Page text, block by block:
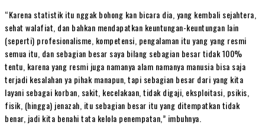
“Karena statistik itu nggak bohong kan bicara dia, yang kembali sejahtera,
sehat walafiat, dan bahkan mendapatkan keuntungan-keuntungan lain
(seperti) profesionalisme, kompetensi, pengalaman itu yang yang resmi
semua itu, dan sebagian besar saya bilang sebagian besar tidak 100%
tentu, karena yang resmi juga namanya alam namanya manusia bisa saja
terjadi kesalahan ya pihak manapun, tapi sebagian besar dari yang kita
layani sebagai korban, sakit, kecelakaan, tidak digaji, eksploitasi, psikis,
fisik, (hingga) jenazah, itu sebagian besar itu yang ditempatkan tidak
benar, jadi kita benahi tata kelola penempatan,” imbuhnya.